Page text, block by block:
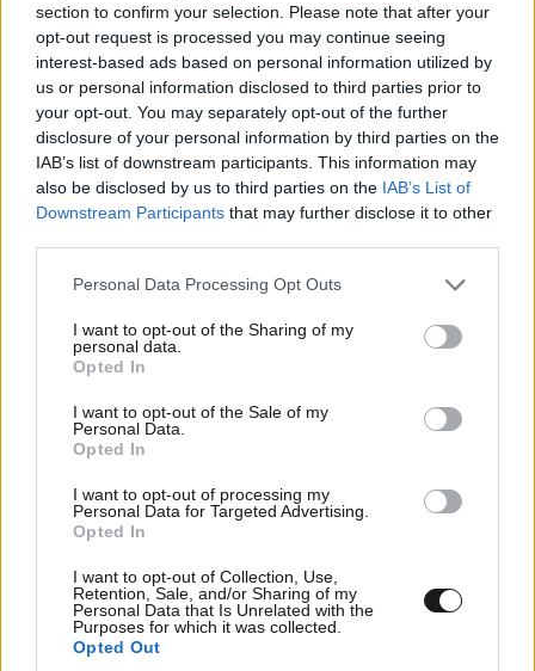
section to confirm your selection. Please note that after your
opt-out request is processed you may continue seeing
interest-based ads based on personal information utilized by
us or personal information disclosed to third parties prior to
your opt-out. You may separately opt-out of the further
disclosure of your personal information by third parties on the
IAB’s list of downstream participants. This information may
also be disclosed by us to third parties on the IAB’s List of
Downstream Participants that may further disclose it to other
Please note that this website/app uses one or more Google
not limited to your visit or usage behaviour. You may click to
grant or deny consent to Google and its third-party tags to
use your data for below specified purposes in below Google
consent section.
Personal Data Processing Opt Outs
I want to opt-out of the Sharing of my
personal data.
Opted In
I want to opt-out of the Sale of my
Personal Data.
Opted In
I want to opt-out of processing my
Personal Data for Targeted Advertising.
Opted In
I want to opt-out of Collection, Use,
Retention, Sale, and/or Sharing of my
Personal Data that Is Unrelated with the
Purposes for which it was collected.
Opted Out
FITNESS09·08·2026 09:30
Οι 5 ασκήσεις που πρέπει να κάνετε για μια ζωή
με δύναμη και αυτονομία – Ένα απλό αλλά
ιδανικό πρόγραμμα καθώς μεγαλώνετε